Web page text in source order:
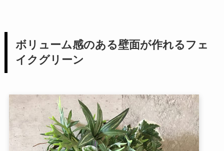
ボリューム感のある壁面が作れるフェ
イクグリーン